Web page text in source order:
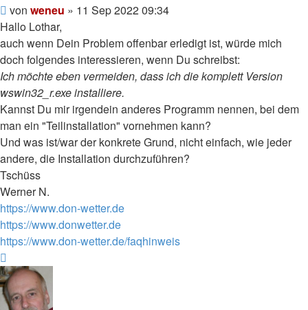
Beitrag
von weneu » 11 Sep 2022 09:34
Hallo Lothar,
auch wenn Dein Problem offenbar erledigt ist, würde mich
doch folgendes interessieren, wenn Du schreibst:
Ich möchte eben vermeiden, dass ich die komplett Version
wswin32_r.exe installiere.
Kannst Du mir irgendein anderes Programm nennen, bei dem
man ein "Teilinstallation" vornehmen kann?
Und was ist/war der konkrete Grund, nicht einfach, wie jeder
andere, die Installation durchzuführen?
Tschüss
Werner N.
https://www.don-wetter.de
https://www.donwetter.de
https://www.don-wetter.de/faqhinweis
oben